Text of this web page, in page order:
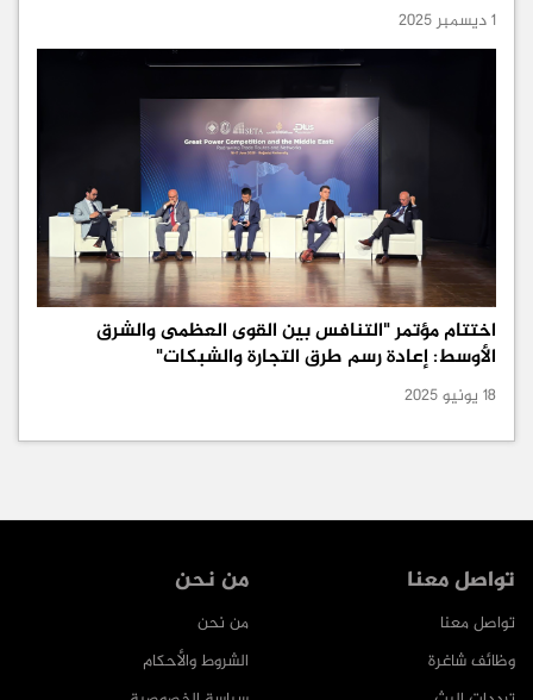
1 ديسمبر 2025
اختتام مؤتمر "التنافس بين القوى العظمى والشرق
الأوسط: إعادة رسم طرق التجارة والشبكات"
18 يونيو 2025
من نحن
من نحن
الشروط والأحكام
تواصل معنا
تواصل معنا
وظائف شاغرة